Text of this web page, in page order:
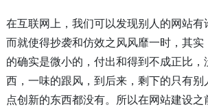
在互联网上，我们可以发现别人的网站有
而就使得抄袭和仿效之风风靡一时，其实
的确实是微小的，付出和得到不成正比
西，一味的跟风，到后来，剩下的只有别
点创新的东西都没有。所以在网站建设之